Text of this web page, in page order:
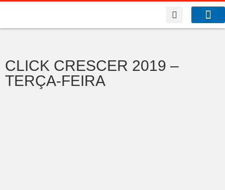
CLICK CRESCER 2019 –
TERÇA-FEIRA